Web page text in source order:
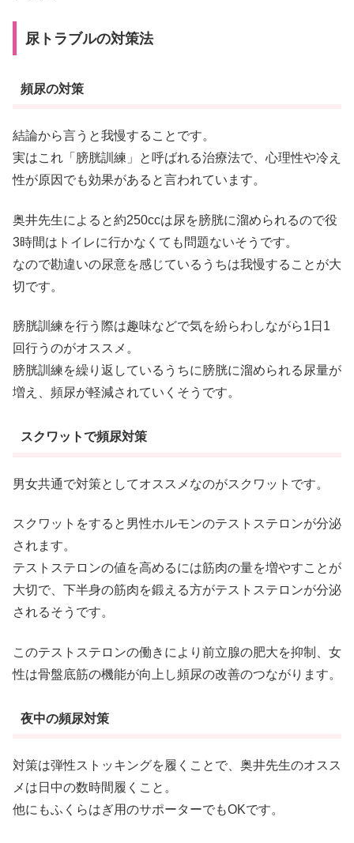
尿トラブルの対策法
頻尿の対策
結論から言うと我慢することです。
実はこれ「膀胱訓練」と呼ばれる治療法で、心理性や冷え
性が原因でも効果があると言われています。
奥井先生によると約250ccは尿を膀胱に溜められるので役
3時間はトイレに行かなくても問題ないそうです。
なので勘違いの尿意を感じているうちは我慢することが大
切です。
膀胱訓練を行う際は趣味などで気を紛らわしながら1日1
回行うのがオススメ。
膀胱訓練を繰り返しているうちに膀胱に溜められる尿量が
増え、頻尿が軽減されていくそうです。
スクワットで頻尿対策
男女共通で対策としてオススメなのがスクワットです。
スクワットをすると男性ホルモンのテストステロンが分泌
されます。
テストステロンの値を高めるには筋肉の量を増やすことが
大切で、下半身の筋肉を鍛える方がテストステロンが分泌
されるそうです。
このテストステロンの働きにより前立腺の肥大を抑制、女
性は骨盤底筋の機能が向上し頻尿の改善のつながります。
夜中の頻尿対策
対策は弾性ストッキングを履くことで、奥井先生のオスス
メは日中の数時間履くこと。
他にもふくらはぎ用のサポーターでもOKです。